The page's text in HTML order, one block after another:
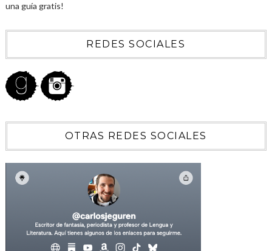
una guía gratis!
REDES SOCIALES
OTRAS REDES SOCIALES